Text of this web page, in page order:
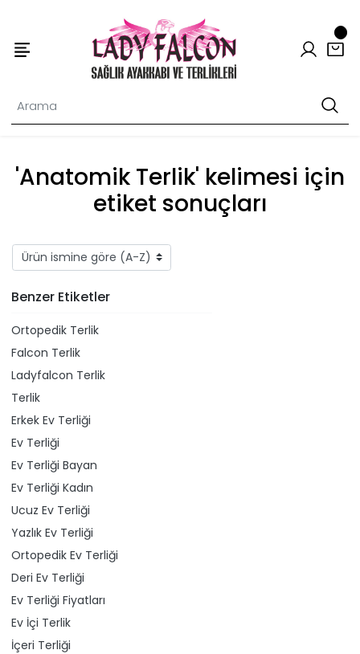
'Anatomik Terlik' kelimesi için
etiket sonuçları
Benzer Etiketler
Ortopedik Terlik
Falcon Terlik
Ladyfalcon Terlik
Terlik
Erkek Ev Terliği
Ev Terliği
Ev Terliği Bayan
Ev Terliği Kadın
Ucuz Ev Terliği
Yazlık Ev Terliği
Ortopedik Ev Terliği
Deri Ev Terliği
Ev Terliği Fiyatları
Ev İçi Terlik
İçeri Terliği